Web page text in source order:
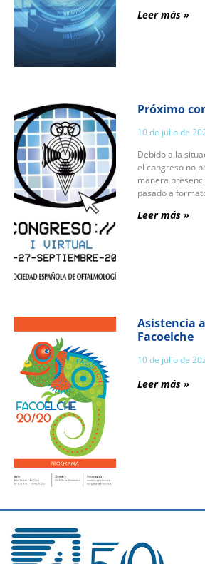
Leer más »
Próximo
10 de julio de
Debido a la
el congreso no
manera
pasado a
Leer más »
Asistencia
Facoelche
10 de julio de
Leer más »